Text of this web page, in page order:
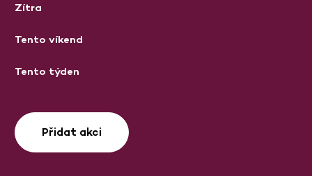
Zítra
Tento víkend
Tento týden
Přidat akci